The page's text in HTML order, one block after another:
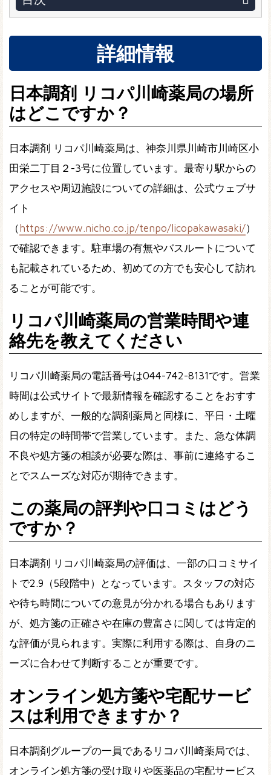
詳細情報
日本調剤 リコパ川崎薬局の場所
はどこですか？
日本調剤 リコパ川崎薬局は、神奈川県川崎市川崎区小
田栄二丁目２-3号に位置しています。最寄り駅からの
アクセスや周辺施設についての詳細は、公式ウェブサ
イト
（https://www.nicho.co.jp/tenpo/licopakawasaki/）
で確認できます。駐車場の有無やバスルートについて
も記載されているため、初めての方でも安心して訪れ
ることが可能です。
リコパ川崎薬局の営業時間や連
絡先を教えてください
リコパ川崎薬局の電話番号は044-742-8131です。営業
時間は公式サイトで最新情報を確認することをおすす
めしますが、一般的な調剤薬局と同様に、平日・土曜
日の特定の時間帯で営業しています。また、急な体調
不良や処方箋の相談が必要な際は、事前に連絡するこ
とでスムーズな対応が期待できます。
この薬局の評判や口コミはどう
ですか？
日本調剤 リコパ川崎薬局の評価は、一部の口コミサイ
トで2.9（5段階中）となっています。スタッフの対応
や待ち時間についての意見が分かれる場合もあります
が、処方箋の正確さや在庫の豊富さに関しては肯定的
な評価が見られます。実際に利用する際は、自身のニ
ーズに合わせて判断することが重要です。
オンライン処方箋や宅配サービ
スは利用できますか？
日本調剤グループの一員であるリコパ川崎薬局では、
オンライン処方箋の受け取りや医薬品の宅配サービス